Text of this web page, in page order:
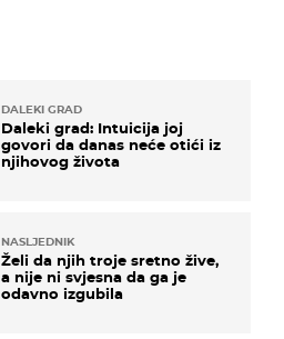
DALEKI GRAD
Daleki grad: Intuicija joj
govori da danas neće otići iz
njihovog života
NASLJEDNIK
Želi da njih troje sretno žive,
a nije ni svjesna da ga je
odavno izgubila